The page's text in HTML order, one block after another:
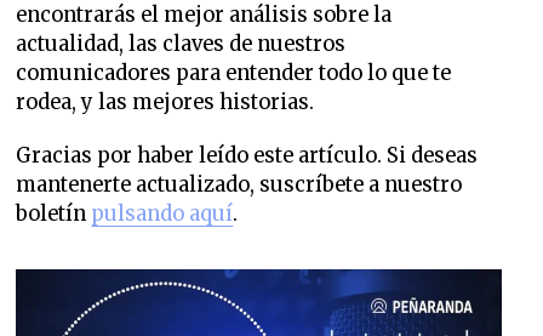
encontrarás el mejor análisis sobre la
actualidad, las claves de nuestros
comunicadores para entender todo lo que te
rodea, y las mejores historias.
Gracias por haber leído este artículo. Si deseas
mantenerte actualizado, suscríbete a nuestro
boletín pulsando aquí.